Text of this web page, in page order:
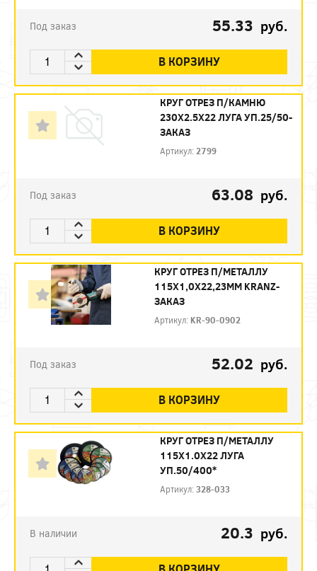
Под заказ 55.33 руб.
В КОРЗИНУ
КРУГ ОТРЕЗ П/КАМНЮ
230Х2.5Х22 ЛУГА УП.25/50-
ЗАКАЗ
Артикул: 2799
Под заказ 63.08 руб.
В КОРЗИНУ
КРУГ ОТРЕЗ П/МЕТАЛЛУ
115Х1,0Х22,23ММ KRANZ-
ЗАКАЗ
Артикул: KR-90-0902
Под заказ 52.02 руб.
В КОРЗИНУ
КРУГ ОТРЕЗ П/МЕТАЛЛУ
115Х1.0Х22 ЛУГА
УП.50/400*
Артикул: 328-033
В наличии 20.3 руб.